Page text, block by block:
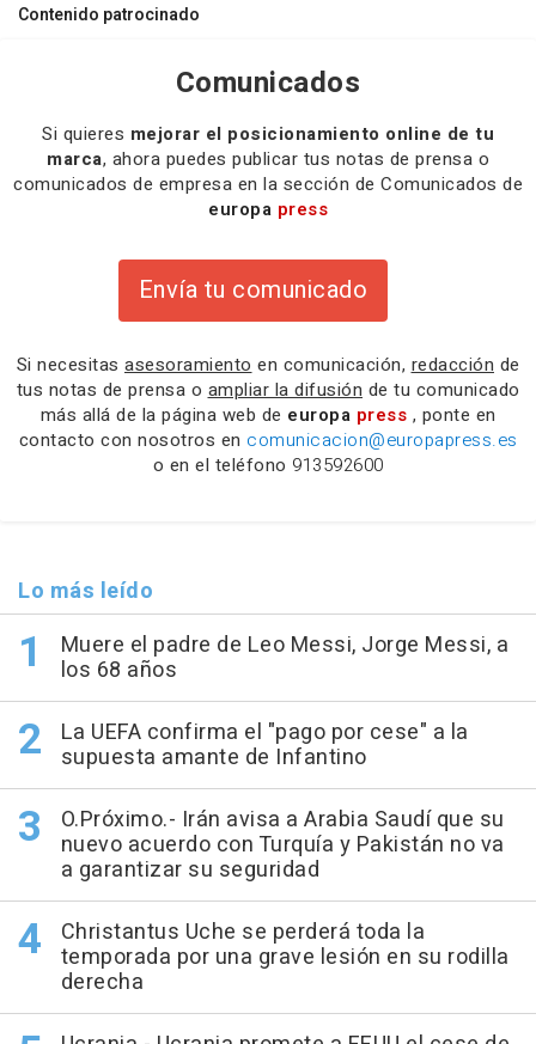
Contenido patrocinado
Comunicados
Si quieres mejorar el posicionamiento online de tu
marca, ahora puedes publicar tus notas de prensa o
comunicados de empresa en la sección de Comunicados de
europa press
Envía tu comunicado
Si necesitas asesoramiento en comunicación, redacción de
tus notas de prensa o ampliar la difusión de tu comunicado
más allá de la página web de europa press , ponte en
contacto con nosotros en comunicacion@europapress.es
o en el teléfono 913592600
Lo más leído
Muere el padre de Leo Messi, Jorge Messi, a
los 68 años
La UEFA confirma el "pago por cese" a la
supuesta amante de Infantino
O.Próximo.- Irán avisa a Arabia Saudí que su
nuevo acuerdo con Turquía y Pakistán no va
a garantizar su seguridad
Christantus Uche se perderá toda la
temporada por una grave lesión en su rodilla
derecha